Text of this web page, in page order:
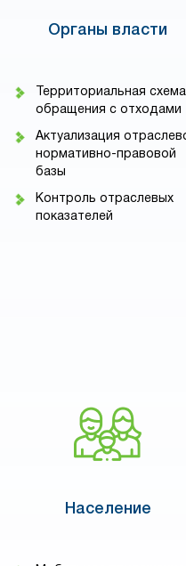
Органы власти
Территориальная схема
обращения с отходами
Актуализация
нормативно-правовой
базы
Контроль отраслевых
показателей
Население